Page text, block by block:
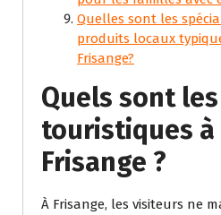
Quelles sont les
produits locaux
Frisange?
Quels sont
touristiques à
Frisange ?
À Frisange, les visiteurs ne